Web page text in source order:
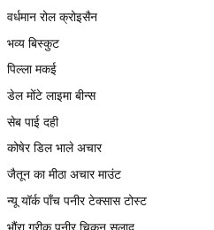
वर्धमान रोल क्रोइसैन
भव्य बिस्कुट
पिल्ला मकई
डेल मोंटे लाइमा बीन्स
सेब पाई दही
कोषेर डिल भाले अचार
जैतून का मीठा अचार माउंट
न्यू यॉर्क पाँच पनीर टेक्सास टोस्ट
भौंरा ग्रीक पनीर चिकन सलाद